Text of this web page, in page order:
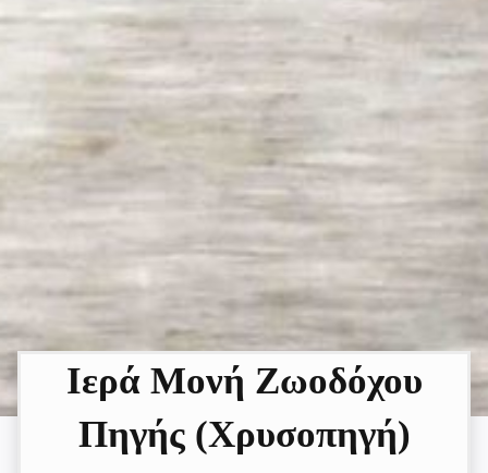
Ιερά Μονή Ζωοδόχου
Πηγής (Χρυσοπηγή)